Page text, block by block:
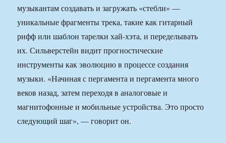
музыкантам создавать и загружать «стебли» —
уникальные фрагменты трека, такие как гитарный
рифф или шаблон тарелки хай-хэта, и переделывать
их. Сильверстейн видит прогностические
инструменты как эволюцию в процессе создания
музыки. «Начиная с пергамента и пергамента много
веков назад, затем переходя в аналоговые и
магнитофонные и мобильные устройства. Это просто
следующий шаг», — говорит он.